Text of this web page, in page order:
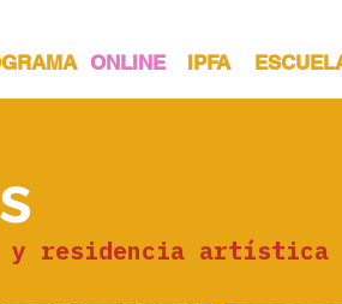
IPFA
ONLINE
y residencia artística